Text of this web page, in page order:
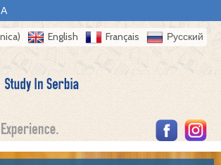
English Français Русский